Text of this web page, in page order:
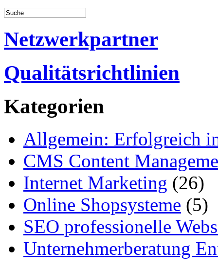
Netzwerkpartner
Qualitätsrichtlinien
Kategorien
Allgemein: Erfolgreich
CMS Content
Internet Marketing (26)
Online Shopsysteme (5)
SEO professionelle
Unternehmerberatung